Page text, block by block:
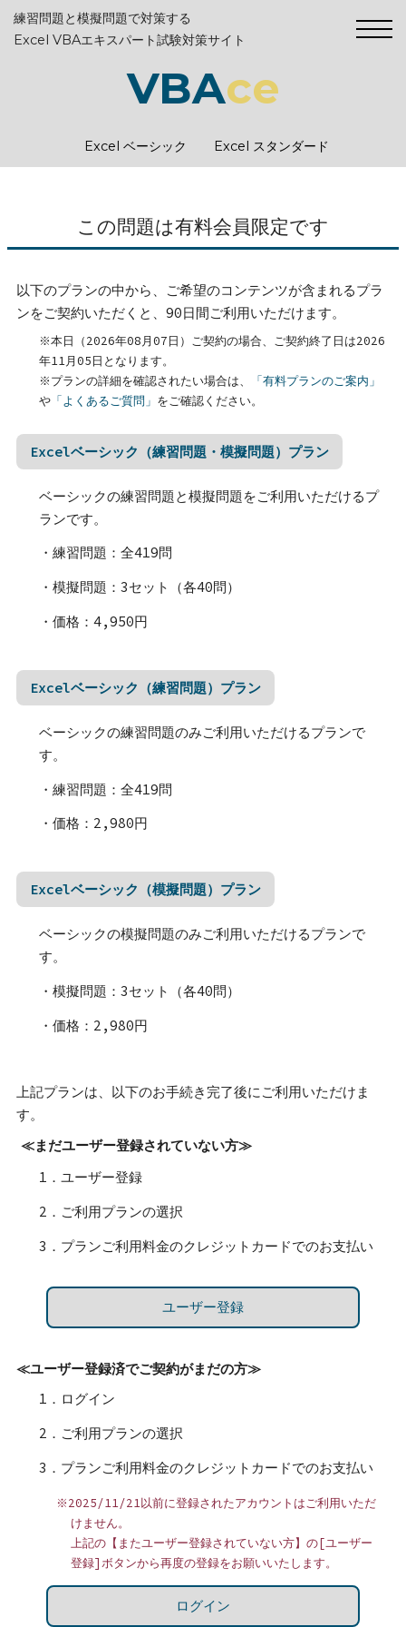
練習問題と模擬問題で対策する
Excel VBAエキスパート試験対策サイト
VBAce
Excel ベーシック Excel スタンダード
この問題は有料会員限定です
以下のプランの中から、ご希望のコンテンツが含まれるプラ
ンをご契約いただくと、90日間ご利用いただけます。
※本日（2026年08月07日）ご契約の場合、ご契約終了日は2026
年11月05日となります。
※プランの詳細を確認されたい場合は、
「有料プランのご案内」
や「よくあるご質問」 をご確認ください。
Excelベーシック（練習問題・模擬問題）プラン
ベーシックの練習問題と模擬問題をご利用いただけるプ
ランです。
・練習問題：全419問
・模擬問題：3セット（各40問）
・価格：4,950円
Excelベーシック（練習問題）プラン
ベーシックの練習問題のみご利用いただけるプランで
す。
・練習問題：全419問
・価格：2,980円
Excelベーシック（模擬問題）プラン
ベーシックの模擬問題のみご利用いただけるプランで
す。
・模擬問題：3セット（各40問）
・価格：2,980円
上記プランは、以下のお手続き完了後にご利用いただけま
す。
≪まだユーザー登録されていない方≫
1．ユーザー登録
2．ご利用プランの選択
3．プランご利用料金のクレジットカードでのお支払い
ユーザー登録
≪ユーザー登録済でご契約がまだの方≫
1．ログイン
2．ご利用プランの選択
3．プランご利用料金のクレジットカードでのお支払い
※2025/11/21以前に登録されたアカウントはご利用いただ
けません。
上記の【またユーザー登録されていない方】の[ユーザー
登録]ボタンから再度の登録をお願いいたします。
ログイン